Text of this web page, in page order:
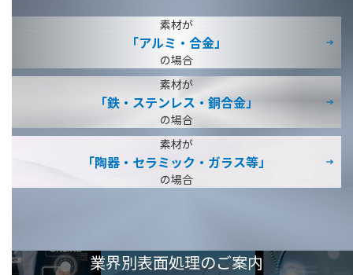
素材が
「アルミ・合金」
の場合
素材が
「鉄・ステンレス・ 銅合金」
の場合
素材が
「陶器・セラミック・ ガラス等」
の場合
業界別表面処理のご案内